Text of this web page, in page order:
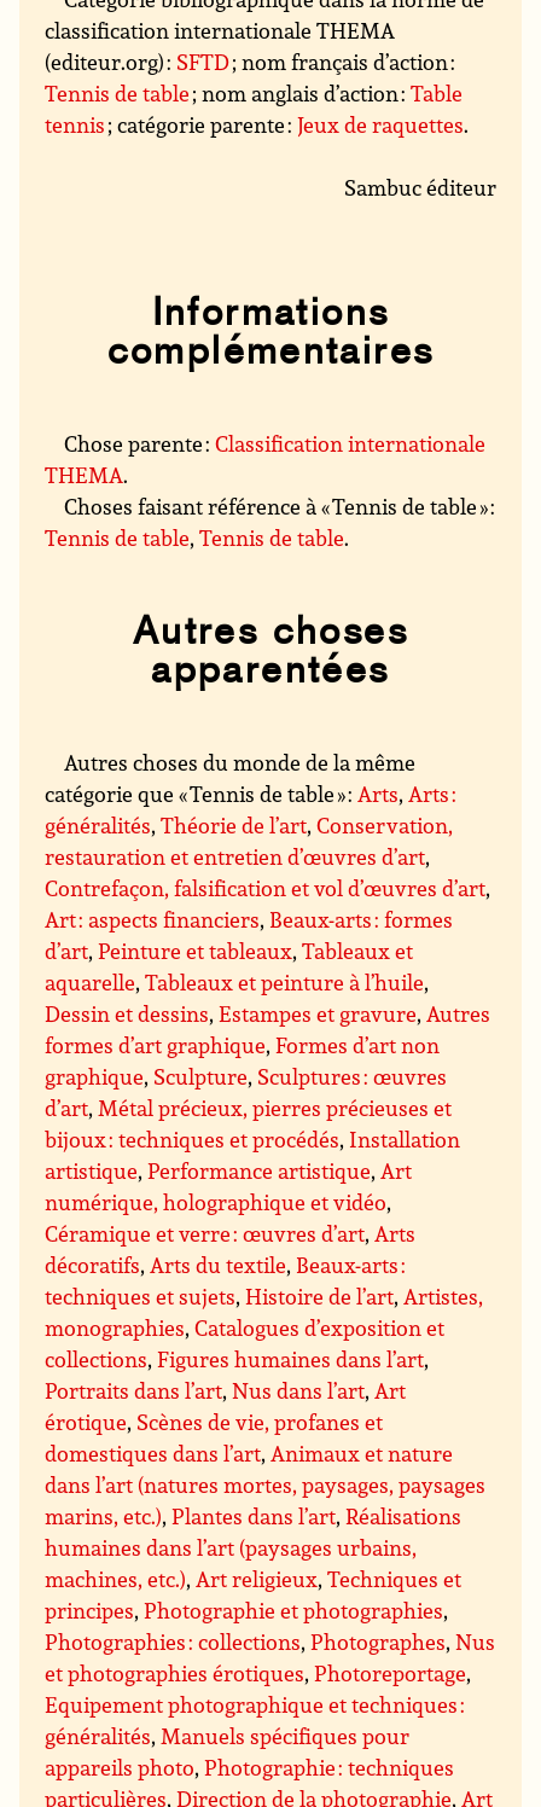
classification internationale THEMA
(editeur.org) : SFTD; nom français d’action :
Tennis de table; nom anglais d’action :Table
tennis; catégorie parente :Jeux de raquettes.
Sambuc éditeur
Informations
complémentaires
Chose parente :Classification internationale
THEMA.
Choses faisant référence à « Tennis de table » :
Tennis de table,Tennis de table.
Autres choses
apparentées
Autres choses du monde de la même
catégorie que « Tennis de table » :Arts,Arts :
généralités,Théorie de l’art,Conservation,
restauration et entretien d’œuvres d’art,
Contrefaçon, falsification et vol d’œuvres d’art,
Art : aspects financiers, Beaux-arts : formes
d’art,Peinture et tableaux,Tableaux et
aquarelle,Tableaux et peinture à l’huile,
Dessin et dessins,Estampes et gravure,Autres
formes d’art graphique,Formes d’art non
graphique, Sculpture, Sculptures : œuvres
d’art,Métal précieux, pierres précieuses et
bijoux : techniques et procédés, Installation
artistique,Performance artistique,Art
numérique, holographique et vidéo,
Céramique et verre : œuvres d’art,Arts
décoratifs,Arts du textile, Beaux-arts :
techniques et sujets,Histoire de l’art,Artistes,
monographies,Catalogues d’exposition et
collections,Figures humaines dans l’art,
Portraits dans l’art,Nus dans l’art,Art
érotique, Scènes de vie, profanes et
domestiques dans l’art,Animaux et nature
dans l’art (natures mortes, paysages, paysages
marins, etc.),Plantes dans l’art,Réalisations
humaines dans l’art (paysages urbains,
machines, etc.),Art religieux,Techniques et
principes,Photographie et photographies,
Photographies : collections,Photographes,Nus
et photographies érotiques,Photoreportage,
Equipement photographique et techniques :
généralités,Manuels spécifiques pour
appareils photo,Photographie : techniques
particulières,Direction de la photographie,Art